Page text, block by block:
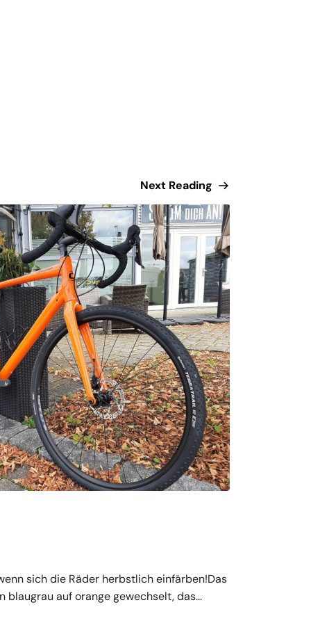
Next Reading
sich die Räder herbstlich einfärben!Das
blaugrau auf orange gewechselt, das...